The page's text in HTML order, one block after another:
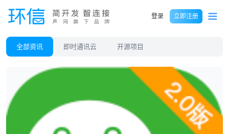
登录 立即注册
全部资讯 即时通讯云 开源项目